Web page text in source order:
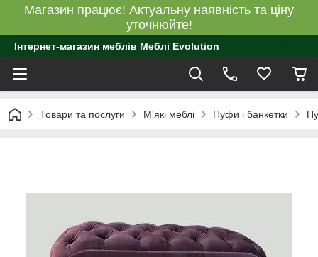
Магазин працює! Актуальну наявність та ціну
уточнюйте!
Інтернет-магазин меблів Меблі Evolution
Товари та послуги М'які меблі Пуфи і банкетки